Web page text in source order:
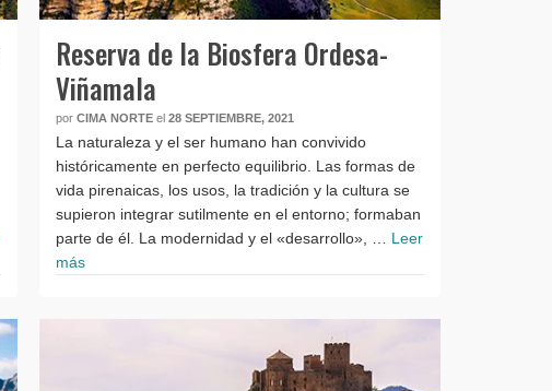
Reserva de la Biosfera Ordesa-
Viñamala
porCIMA NORTE el28 SEPTIEMBRE, 2021
La naturaleza y el ser humano han convivido
históricamente en perfecto equilibrio. Las formas de
vida pirenaicas, los usos, la tradición y la cultura se
supieron integrar sutilmente en el entorno; formaban
parte de él. La modernidad y el «desarrollo», … Leer
más